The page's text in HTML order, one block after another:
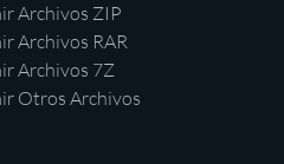
Archivos ZIP
Archivos RAR
Archivos 7Z
Otros Archivos